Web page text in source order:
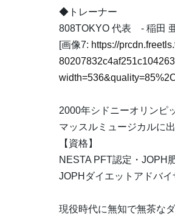
◆トレーナー
808TOKYO 代表 - 稲田
[画像7: https://
2000年シドニーオリンピ
マッスルミュージカルに
【資格】
NESTA PFT認定・JOPH
JOPHダイエットアドバイ
現役時代に無知で無茶な